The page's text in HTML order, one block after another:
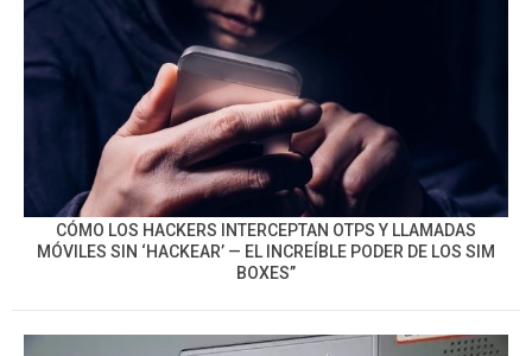
CÓMO LOS HACKERS INTERCEPTAN OTPS Y LLAMADAS
MÓVILES SIN ‘HACKEAR’ — EL INCREÍBLE PODER DE LOS SIM
BOXES”